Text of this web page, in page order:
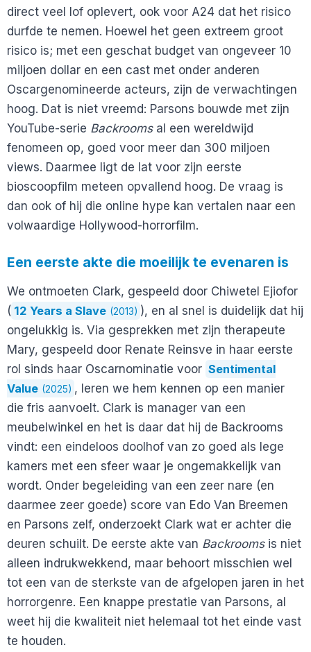
direct veel lof oplevert, ook voor A24 dat het risico
durfde te nemen. Hoewel het geen extreem groot
risico is; met een geschat budget van ongeveer 10
miljoen dollar en een cast met onder anderen
Oscargenomineerde acteurs, zijn de verwachtingen
hoog. Dat is niet vreemd: Parsons bouwde met zijn
YouTube-serie Backroomsal een wereldwijd
fenomeen op, goed voor meer dan 300 miljoen
views. Daarmee ligt de lat voor zijn eerste
bioscoopfilm meteen opvallend hoog. De vraag is
dan ook of hij die online hype kan vertalen naar een
volwaardige Hollywood-horrorfilm.
Een eerste akte die moeilijk te evenaren is
We ontmoeten Clark, gespeeld door Chiwetel Ejiofor
( 12 Years a Slave (2013) ), en al snel is duidelijk dat hij
ongelukkig is. Via gesprekken met zijn therapeute
Mary, gespeeld door Renate Reinsve in haar eerste
rol sinds haar Oscarnominatie voor Sentimental
Value (2025) , leren we hem kennen op een manier
die fris aanvoelt. Clark is manager van een
meubelwinkel en het is daar dat hij de Backrooms
vindt: een eindeloos doolhof van zo goed als lege
kamers met een sfeer waar je ongemakkelijk van
wordt. Onder begeleiding van een zeer nare (en
daarmee zeer goede) score van Edo Van Breemen
en Parsons zelf, onderzoekt Clark wat er achter die
deuren schuilt. De eerste akte van Backroomsis niet
alleen indrukwekkend, maar behoort misschien wel
tot een van de sterkste van de afgelopen jaren in het
horrorgenre. Een knappe prestatie van Parsons, al
weet hij die kwaliteit niet helemaal tot het einde vast
te houden.